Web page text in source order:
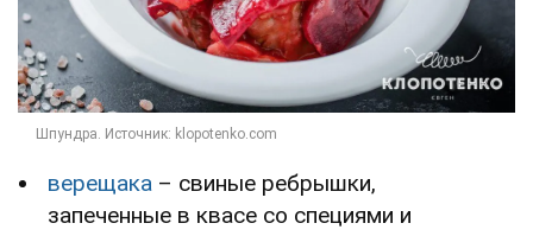
верещака – свиные ребрышки,
запеченные в квасе со специями и